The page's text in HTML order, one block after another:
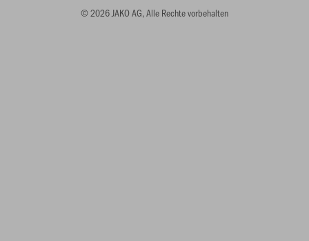
© 2026 JAKO AG, Alle Rechte vorbehalten